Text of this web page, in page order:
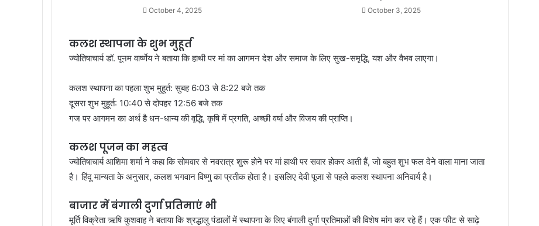
October 4, 2025 October 3, 2025
कलश स्थापना के शुभ मुहूर्त
ज्योतिषाचार्य डॉ. पूनम वार्ष्णेय ने बताया कि हाथी पर मां का आगमन देश और समाज के लिए सुख-समृद्धि, यश और वैभव लाएगा।
कलश स्थापना का पहला शुभ मुहूर्त: सुबह 6:03 से 8:22 बजे तक
दूसरा शुभ मुहूर्त: 10:40 से दोपहर 12:56 बजे तक
गज पर आगमन का अर्थ है धन-धान्य की वृद्धि, कृषि में प्रगति, अच्छी वर्षा और विजय की प्राप्ति।
कलश पूजन का महत्व
ज्योतिषाचार्य आशिमा शर्मा ने कहा कि सोमवार से नवरात्र शुरू होने पर मां हाथी पर सवार होकर आती हैं, जो बहुत शुभ फल देने वाला माना जाता
है। हिंदू मान्यता के अनुसार, कलश भगवान विष्णु का प्रतीक होता है। इसलिए देवी पूजा से पहले कलश स्थापना अनिवार्य है।
बाजार में बंगाली दुर्गा प्रतिमाएं भी
मूर्ति विक्रेता ऋषि कुशवाह ने बताया कि श्रद्धालु पंडालों में स्थापना के लिए बंगाली दुर्गा प्रतिमाओं की विशेष मांग कर रहे हैं। एक फीट से साढ़े